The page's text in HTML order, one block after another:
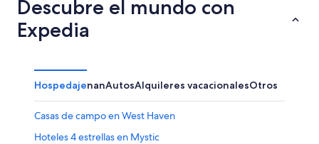
Descubre el mundo con
Expedia
HospedajenanAutosAlquileres vacacionalesOtros
Casas de campo en West Haven
Hoteles 4 estrellas en Mystic